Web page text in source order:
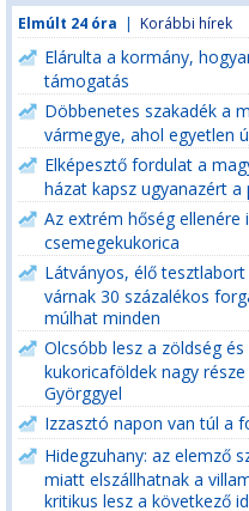
Elmúlt 24 óra | Korábbi hírek
Elárulta a kormány,
támogatás
Döbbenetes szakadék a
vármegye, ahol egyetlen
Elképesztő fordulat a
házat kapsz ugyanazért
Az extrém hőség ellenére
csemegekukorica
Látványos, élő
várnak 30 százalékos
múlhat minden
Olcsóbb lesz a zöldség
kukoricaföldek nagy
Györggyel
Izzasztó napon van túl a
Hidegzuhany: az elemző
miatt elszállhatnak a
kritikus lesz a következő